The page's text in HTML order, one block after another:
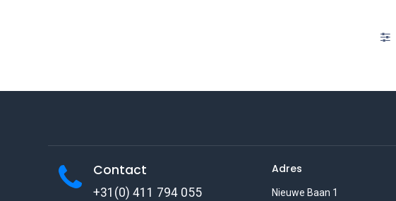
Contact
+31(0) 411 794 055
Adres
Nieuwe Baan 1